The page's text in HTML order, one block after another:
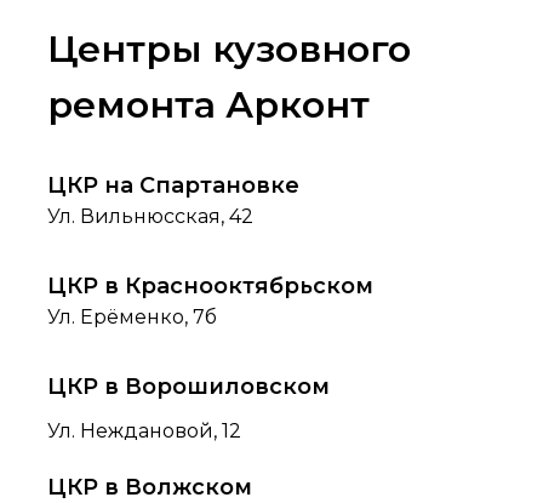
Центры кузовного
ремонта Арконт
Ул. Неждановой, 12
ЦКР в Волжском
ЦКР в Ворошиловском
ЦКР в Краснооктябрьском
Ул. Ерёменко, 7б
ЦКР на Спартановке
Ул. Вильнюсская, 42